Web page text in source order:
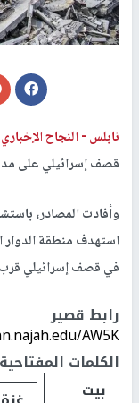
نابلس -النجاح
قصف إسرائيلي على
وأفادت المصادر،
استهدف منطقة الدوار
في قصف إسرائيلي قرب
رابط قصير
AW5K/
الكلمات المفتاحية
بيت